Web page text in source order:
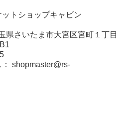
トショップキャビン
県さいたま市大宮区宮町１丁目
shopmaster@rs-